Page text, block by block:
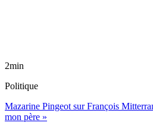
2min
Politique
Mazarine Pingeot sur François
mon père »